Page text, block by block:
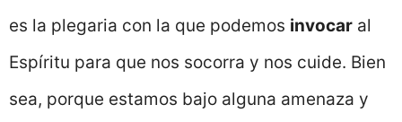
es la plegaria con la que podemos invocar al
Espíritu para que nos socorra y nos cuide. Bien
sea, porque estamos bajo alguna amenaza y